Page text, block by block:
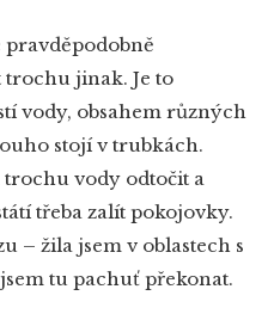
pravděpodobně
jinak. Je to
vody, obsahem různých
stojí v trubkách.
trochu vody odtočit a
třeba zalít pokojovky.
– žila jsem v oblastech s
tu pachuť překonat.